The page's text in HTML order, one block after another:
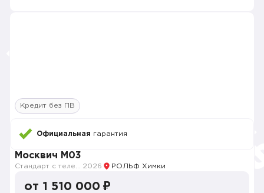
Кредит без ПВ
Официальная гарантия
Москвич M03
2026 РОЛЬФ Химки
от 1 510 000 ₽